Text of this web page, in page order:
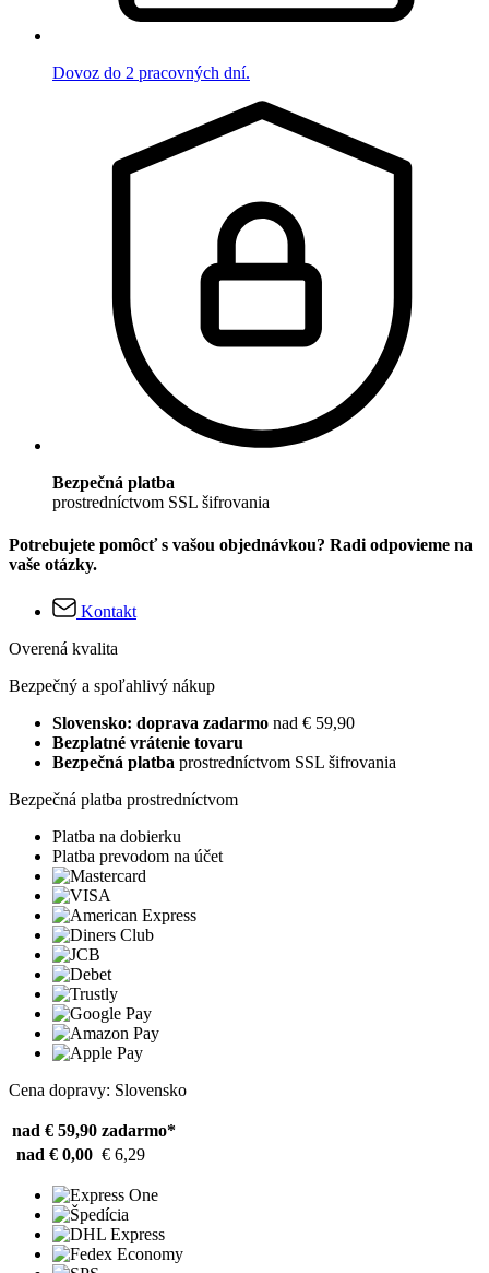
Dovoz do 2 pracovných dní.
Bezpečná platba
prostredníctvom SSL šifrovania
Potrebujete pomôcť s vašou objednávkou? Radi odpovieme na
vaše otázky.
Kontakt
Overená kvalita
Bezpečný a spoľahlivý nákup
Slovensko: doprava zadarmo nad € 59,90
Bezplatné vrátenie tovaru
Bezpečná platba prostredníctvom SSL šifrovania
Bezpečná platba prostredníctvom
Platba na dobierku
Platba prevodom na účet
Cena dopravy: Slovensko
nad € 59,90 zadarmo*
nad € 0,00 € 6,29